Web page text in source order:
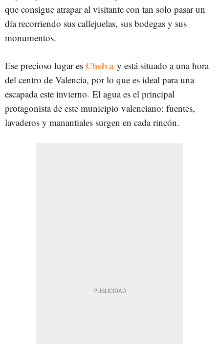
que consigue atrapar al visitante con tan solo pasar un
día recorriendo sus callejuelas, sus bodegas y sus
monumentos.
Ese precioso lugar es Chelva y está situado a una hora
del centro de Valencia, por lo que es ideal para una
escapada este invierno. El agua es el principal
protagonista de este municipio valenciano: fuentes,
lavaderos y manantiales surgen en cada rincón.